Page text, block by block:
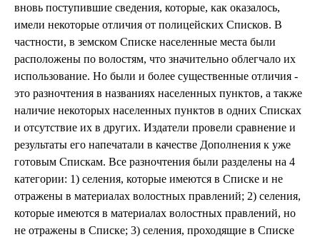
вновь поступившие сведения, которые, как оказалось,
имели некоторые отличия от полицейских Списков. В
частности, в земском Списке населенные места были
расположены по волостям, что значительно облегчало их
использование. Но были и более существенные отличия -
это разночтения в названиях населенных пунктов, а также
наличие некоторых населенных пунктов в одних Списках
и отсутствие их в других. Издатели провели сравнение и
результаты его напечатали в качестве Дополнения к уже
готовым Спискам. Все разночтения были разделены на 4
категории: 1) селения, которые имеются в Списке и не
отражены в материалах волостных правлений; 2) селения,
которые имеются в материалах волостных правлений, но
не отражены в Списке; 3) селения, проходящие в Списке